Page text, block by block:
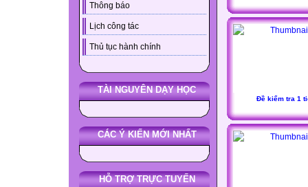
Thông báo
Lịch công tác
Thủ tục hành chính
TÀI NGUYÊN DẠY HỌC
CÁC Ý KIẾN MỚI NHẤT
HỖ TRỢ TRỰC TUYẾN
Đề kiểm tra 1